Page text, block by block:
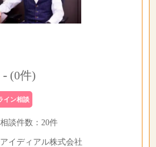
- (0件)
イン相談
談件数： 20件
イディアル株式会社